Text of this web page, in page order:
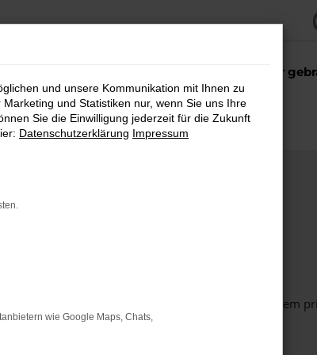
Oder möchten Sie einen
EU Neuwagen oder
arbeiten?Hier sind Sie richtig!
die Seite in einem anderen Browser oder in einem
und unsere Kommunikation mit Ihnen zu
und Statistiken nur, wenn Sie uns Ihre
Sie die Einwilligung jederzeit für die Zukunft
Datenschutzerklärung Impressum
wie Google Maps, Chats,